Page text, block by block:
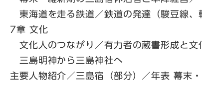
東海道を走る鉄道／鉄道の発達（駿豆線、
7章 文化
文化人のつながり／有力者の蔵書形成と文
三島明神から三島神社へ
主要人物紹介／三島宿（部分）／年表 幕末